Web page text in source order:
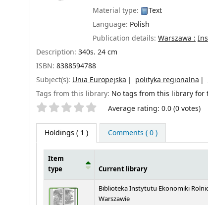
Material type:
Text
Language: Polish
Publication details: Warszawa :
Description: 340s. 24 cm
ISBN: 8388594788
Subject(s): Unia Europejska polityka regionalna
Tags from this library: No tags from this library for
Star ratings Average rating: 0.0 (0 votes)
Holdings ( 1 ) Comments ( 0 )
Item
type
Current library
Biblioteka Instytutu Ekonomiki
Warszawie